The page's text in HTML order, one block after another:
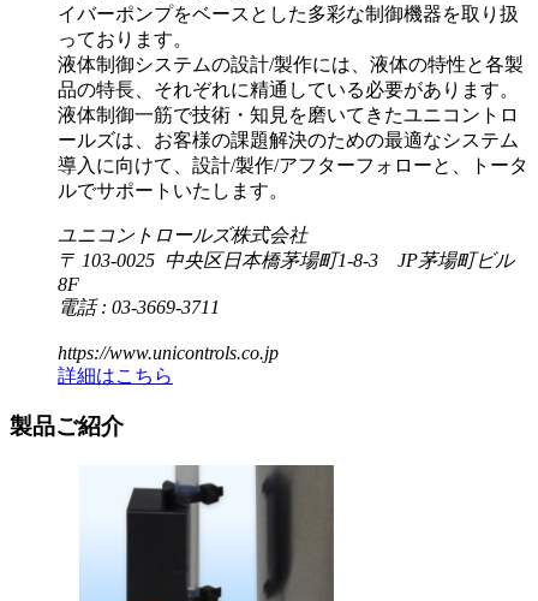
イバーポンプをベースとした多彩な制御機器を取り扱
っております。
液体制御システムの設計/製作には、液体の特性と各製
品の特長、それぞれに精通している必要があります。
液体制御一筋で技術・知見を磨いてきたユニコントロ
ールズは、お客様の課題解決のための最適なシステム
導入に向けて、設計/製作/アフターフォローと、トータ
ルでサポートいたします。
ユニコントロールズ株式会社
〒 103-0025 中央区日本橋茅場町1-8-3 JP茅場町ビル
8F
電話 : 03-3669-3711
https://www.unicontrols.co.jp
詳細はこちら
製品ご紹介